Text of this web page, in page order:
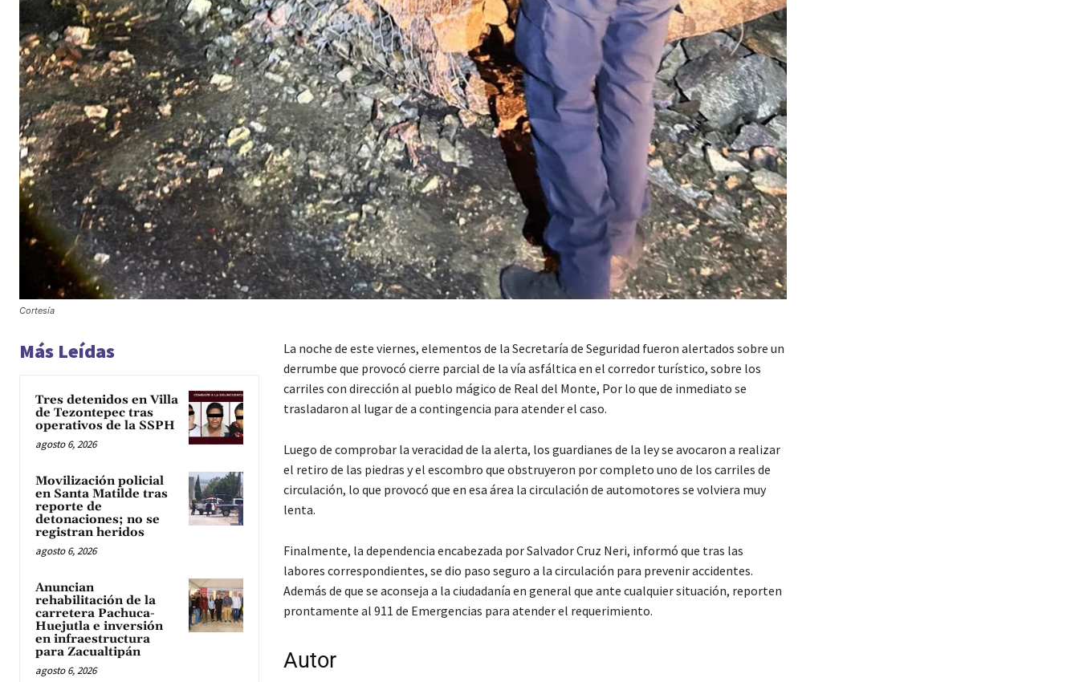
Cortesía
Más Leídas
Tres detenidos en Villa
de Tezontepec tras
operativos de la SSPH
agosto 6, 2026
Movilización policial
en Santa Matilde tras
reporte de
detonaciones; no se
registran heridos
agosto 6, 2026
Anuncian
rehabilitación de la
carretera Pachuca-
Huejutla e inversión
en infraestructura
para Zacualtipán
agosto 6, 2026
La noche de este viernes, elementos de la Secretaría de Seguridad fueron alertados sobre un
derrumbe que provocó cierre parcial de la vía asfáltica en el corredor turístico, sobre los
carriles con dirección al pueblo mágico de Real del Monte, Por lo que de inmediato se
trasladaron al lugar de a contingencia para atender el caso.
Luego de comprobar la veracidad de la alerta, los guardianes de la ley se avocaron a realizar
el retiro de las piedras y el escombro que obstruyeron por completo uno de los carriles de
circulación, lo que provocó que en esa área la circulación de automotores se volviera muy
lenta.
Finalmente, la dependencia encabezada por Salvador Cruz Neri, informó que tras las
labores correspondientes, se dio paso seguro a la circulación para prevenir accidentes.
Además de que se aconseja a la ciudadanía en general que ante cualquier situación, reporten
prontamente al 911 de Emergencias para atender el requerimiento.
Autor